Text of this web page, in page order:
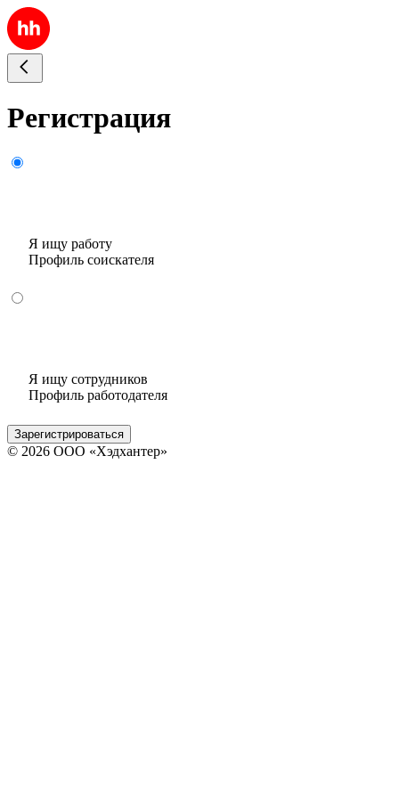
Регистрация
Я ищу работу
Профиль соискателя
Я ищу сотрудников
Профиль работодателя
Зарегистрироваться
© 2026 ООО «Хэдхантер»